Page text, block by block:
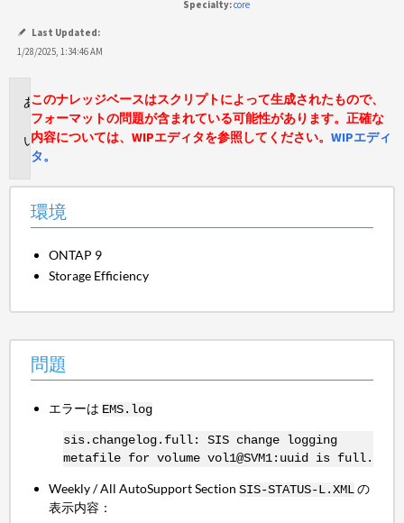
Specialty:core
Last Updated:
1/28/2025, 1:34:46 AM
環
境
問
題
このナレッジベースはスクリプトによって生成されたもので、
フォーマットの問題が含まれている可能性があります。正確な
内容については、WIPエディタを参照してください。 WIPエディ
タ。
環境
ONTAP 9
Storage Efficiency
問題
エラーは EMS.log
sis.changelog.full: SIS change logging
metafile for volume vol1@SVM1:uuid is full.
Weekly / All AutoSupport SectionSIS-STATUS-L.XMLの
表示内容：